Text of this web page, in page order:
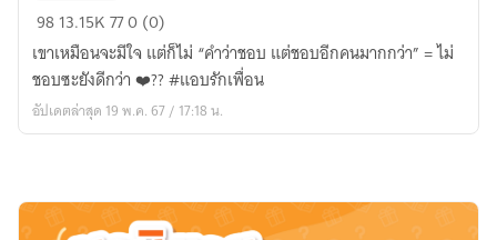
แพ้
ตั้งแต่
ไม่
เริ่ม
🥀
มีE-
bookแล้ว
9813.15K770 (0)
เขาเหมือนจะมีใจ แต่ก็ไม่ “คำว่าชอบ แต่ชอบอีกคนมากกว่า” = ไม่
ชอบซะยังดีกว่า ❤️‍?? #แอบรักเพื่อน
อัปเดตล่าสุด 19 พ.ค. 67 / 17:18 น.